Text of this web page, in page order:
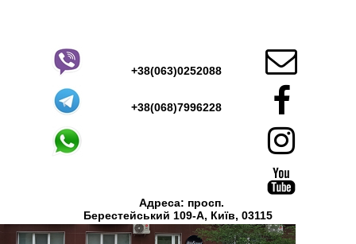

+38(068)7996228
Адреса: просп.
Берестейський 109-А, Київ, 03115


+38(063)0252088